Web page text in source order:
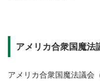
アメリカ合衆国魔法
アメリカ合衆国魔法議会